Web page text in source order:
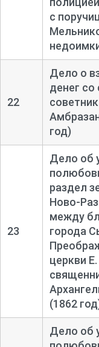
с
22
Дело о
денег со
год)
23
Дело об
раздел
Ново-
между
города
церкви
(1862
Дело об